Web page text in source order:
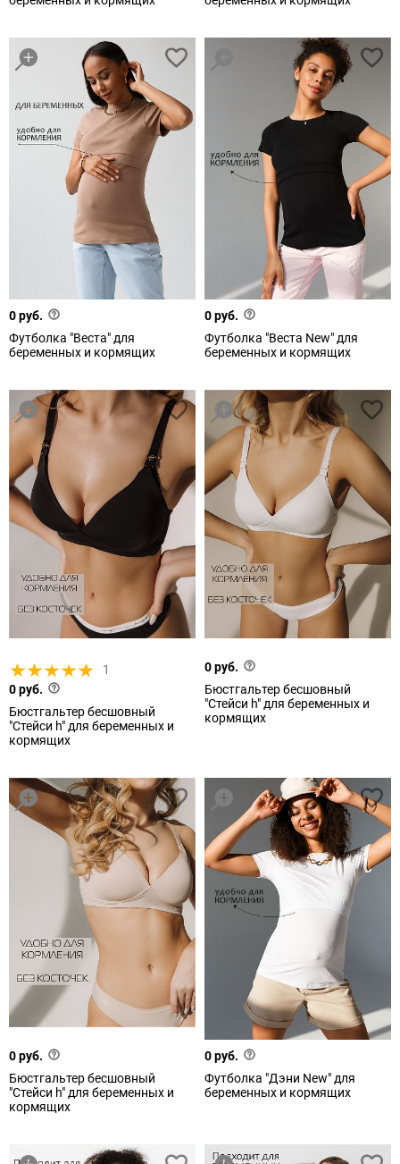
0 руб.
Футболка "Веста" для
беременных и кормящих
0 руб.
Футболка "Веста New" для
беременных и кормящих
1
0 руб.
Бюстгальтер бесшовный
"Стейси h" для беременных и
кормящих
0 руб.
Бюстгальтер бесшовный
"Стейси h" для беременных и
кормящих
0 руб.
Бюстгальтер бесшовный
"Стейси h" для беременных и
кормящих
0 руб.
Футболка "Дэни New" для
беременных и кормящих